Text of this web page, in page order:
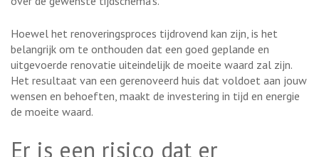
Hoewel het renoveringsproces tijdrovend kan zijn, is het
belangrijk om te onthouden dat een goed geplande en
uitgevoerde renovatie uiteindelijk de moeite waard zal zijn.
Het resultaat van een gerenoveerd huis dat voldoet aan jouw
wensen en behoeften, maakt de investering in tijd en energie
de moeite waard.
Er is een risico dat er